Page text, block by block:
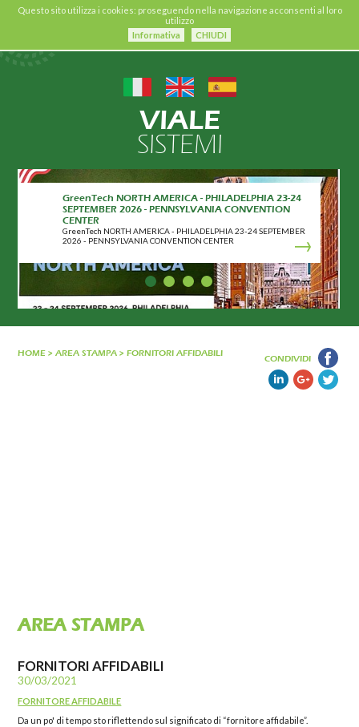
Questo sito utilizza i cookies: proseguendo nella navigazione acconsenti al loro
utilizzo
Informativa
CHIUDI
VIALE
SISTEMI
GreenTech NORTH AMERICA - PHILADELPHIA 23-24
SEPTEMBER 2026 - PENNSYLVANIA CONVENTION
CENTER
GreenTech NORTH AMERICA - PHILADELPHIA 23-24 SEPTEMBER
2026 - PENNSYLVANIA CONVENTION CENTER
HOME > AREA STAMPA > FORNITORI AFFIDABILI
CONDIVIDI
AREA STAMPA
FORNITORI AFFIDABILI
30/03/2021
FORNITORE AFFIDABILE
Da un po' di tempo sto riflettendo sul significato di “fornitore affidabile”.